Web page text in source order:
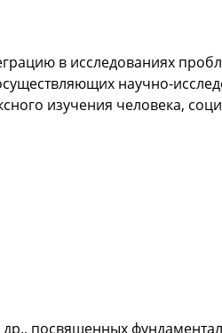
в исследованиях
научно-
изучения человека,
посвященных